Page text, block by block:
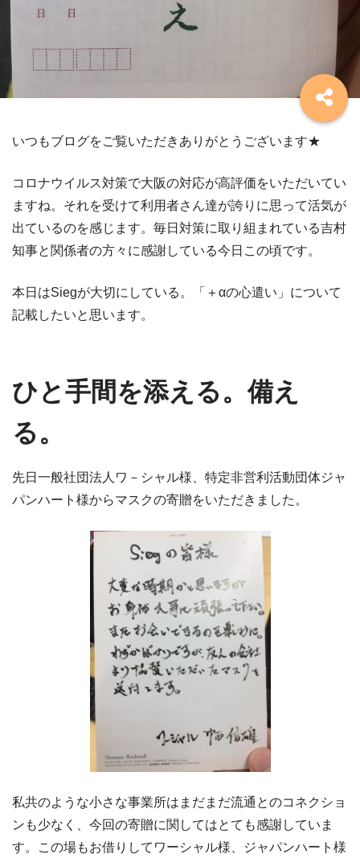
いつもブログをご覧いただきありがとうございます★
コロナウイルス対策で大阪の対応が高評価をいただいてい
ますね。それを受けて利用者さん達が誇りに思って活気が
出ているのを感じます。毎日対策に取り組まれている吉村
知事と関係者の方々に感謝している今日この頃です。
本日はSiegが大切にしている。「＋αの心遣い」について
記載したいと思います。
ひと手間を添える。備え
る。
先日一般社団法人ワ－シャル様、特定非営利活動団体ジャ
パンハート様からマスクの寄贈をいただきました。
私共のような小さな事業所はまだまだ流通とのコネクショ
ンも少なく、今回の寄贈に関してはとても感謝していま
す。この場もお借りしてワーシャル様、ジャパンハート様